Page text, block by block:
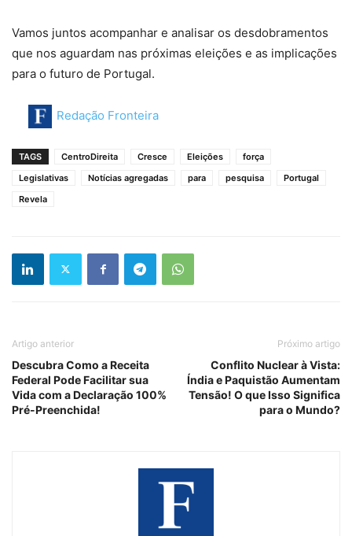
Vamos juntos acompanhar e analisar os desdobramentos
que nos aguardam nas próximas eleições e as implicações
para o futuro de Portugal.
Redação Fronteira
TAGS CentroDireita Cresce Eleições
força
Legislativas
Notícias agregadas para pesquisa
Portugal
Revela
Artigo anterior
Descubra Como a Receita
Federal Pode Facilitar sua
Vida com a Declaração 100%
Pré-Preenchida!
Próximo artigo
Conflito Nuclear à Vista:
Índia e Paquistão Aumentam
Tensão! O que Isso Significa
para o Mundo?